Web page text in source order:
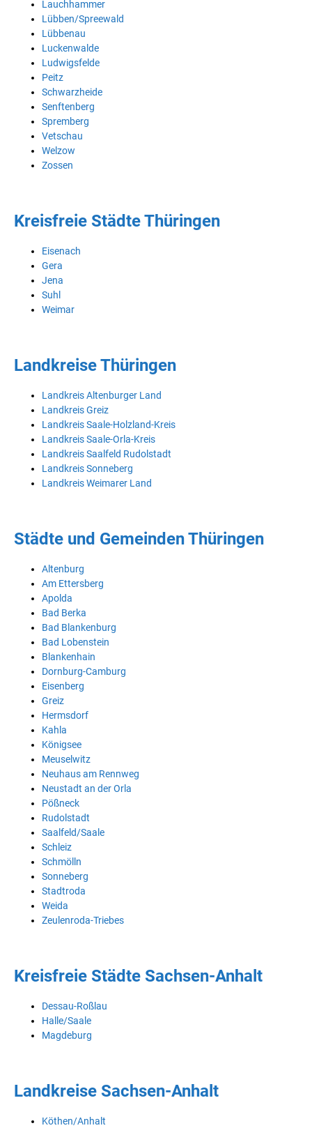
Lauchhammer
Lübben/Spreewald
Lübbenau
Luckenwalde
Ludwigsfelde
Peitz
Schwarzheide
Senftenberg
Spremberg
Vetschau
Welzow
Zossen
Kreisfreie Städte Thüringen
Eisenach
Gera
Jena
Suhl
Weimar
Landkreise Thüringen
Landkreis Altenburger Land
Landkreis Greiz
Landkreis Saale-Holzland-Kreis
Landkreis Saale-Orla-Kreis
Landkreis Saalfeld Rudolstadt
Landkreis Sonneberg
Landkreis Weimarer Land
Städte und Gemeinden Thüringen
Altenburg
Am Ettersberg
Apolda
Bad Berka
Bad Blankenburg
Bad Lobenstein
Blankenhain
Dornburg-Camburg
Eisenberg
Greiz
Hermsdorf
Kahla
Königsee
Meuselwitz
Neuhaus am Rennweg
Neustadt an der Orla
Pößneck
Rudolstadt
Saalfeld/Saale
Schleiz
Schmölln
Sonneberg
Stadtroda
Weida
Zeulenroda-Triebes
Kreisfreie Städte Sachsen-Anhalt
Dessau-Roßlau
Halle/Saale
Magdeburg
Landkreise Sachsen-Anhalt
Köthen/Anhalt